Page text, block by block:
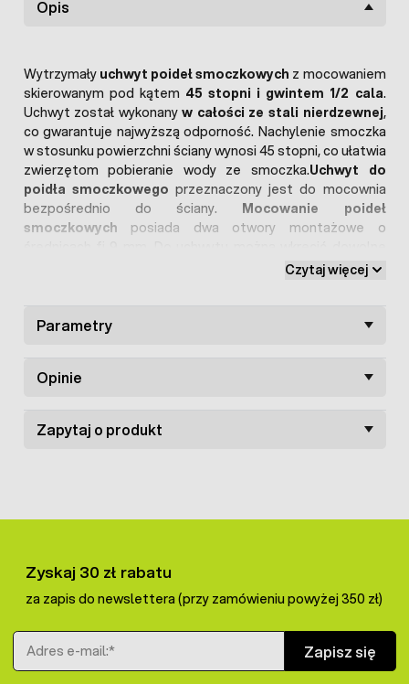
Opis
Wytrzymały uchwyt poideł smoczkowych z mocowaniem
skierowanym pod kątem 45 stopni i gwintem 1/2 cala.
Uchwyt został wykonanyw całości ze stali nierdzewnej,
co gwarantuje najwyższą odporność. Nachylenie smoczka
w stosunku powierzchni ściany wynosi 45 stopni, co ułatwia
zwierzętom pobieranie wody ze smoczka.Uchwyt do
poidła smoczkowego przeznaczony jest do mocownia
bezpośrednio do ściany. Mocowanie poideł
smoczkowych posiada dwa otwory montażowe o
Wysokość na jakiej
wagi:
50 kg: 50-60 cm
W ofercie posiadamy także
uchwyty na poidła
Czytaj więcej
Parametry
Opinie
Zapytaj o produkt
Zyskaj 30 zł rabatu
za zapis do newslettera (przy zamówieniu powyżej 350 zł)
Adres e-mail
Zapisz się